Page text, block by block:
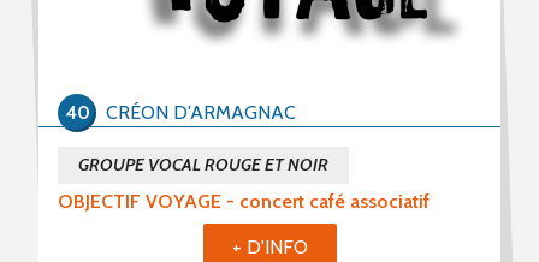
OBJECTIF VOYAGE - concert café associatif
GROUPE VOCAL ROUGE ET NOIR
CRÉON D'ARMAGNAC
40
+ D'INFO